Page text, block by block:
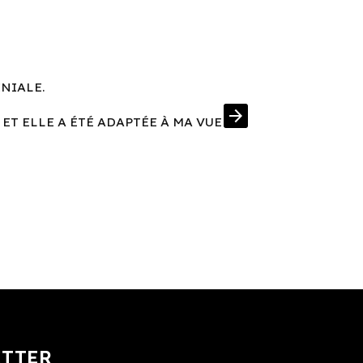
ELLE A ÉTÉ ADAPTÉE À MA VUE arrow_forward